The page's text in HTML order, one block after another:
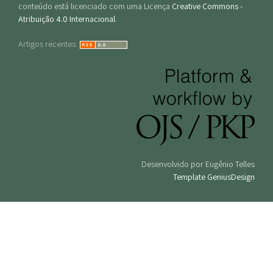
conteúdo está licenciado com uma Licença Creative Commons -
Atribuição 4.0 Internacional.
Artigos recentes:
Desenvolvido por Eugênio Telles
Template GeniusDesign